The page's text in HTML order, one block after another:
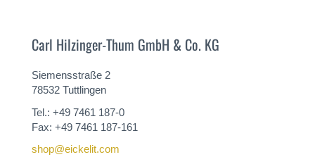
Carl Hilzinger-Thum GmbH & Co. KG
Siemensstraße 2
78532 Tuttlingen
Tel.: +49 7461 187-0
Fax: +49 7461 187-161
shop@eickelit.com